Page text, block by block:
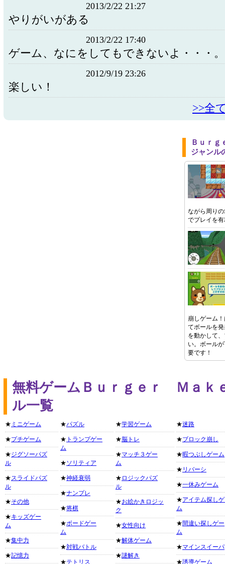
2013/2/22 21:27
やりがいがある
2013/2/22 17:40
ゲーム、なにをしてもできないよ・・・。
2012/9/19 23:26
楽しい！
>>全
Ｂｕｒ
ジャンル
ながら周り
でプレイを
崩しゲーム
てボールを
を動かして
い。ボール
要です！
無料ゲームＢｕｒｇｅｒ Ｍａｋ
ル一覧
★ ミニゲーム
★プチゲーム
★ジグソーパズ
ル
★スライドパズ
ル
★その他
★キッズゲー
ム
★集中力
★記憶力
★パズル
★ トランプゲー
ム
★ソリティア
★神経衰弱
★ナンプレ
★将棋
★ボードゲー
ム
★対戦バトル
★テトリス
★学習ゲーム
★脳トレ
★マッチ３ゲー
ム
★ ロジックパズ
ル
★お絵かきロジッ
ク
★女性向け
★解体ゲーム
★謎解き
★迷路
★ブロック崩し
★暇つぶしゲーム
★ リバーシ
★一休みゲーム
★アイテム探し
ム
★間違い探しゲー
ム
★マインスイーパ
★誘導ゲーム